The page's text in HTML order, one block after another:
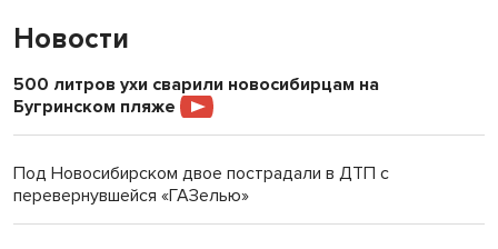
Новости
500 литров ухи сварили новосибирцам на
Бугринском пляже
Под Новосибирском двое пострадали в ДТП с
перевернувшейся «ГАЗелью»